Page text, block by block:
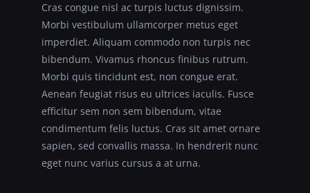
Cras congue nisl ac turpis luctus dignissim.
Morbi vestibulum ullamcorper metus eget
imperdiet. Aliquam commodo non turpis nec
bibendum. Vivamus rhoncus finibus rutrum.
Morbi quis tincidunt est, non congue erat.
Aenean feugiat risus eu ultrices iaculis. Fusce
efficitur sem non sem bibendum, vitae
condimentum felis luctus. Cras sit amet ornare
sapien, sed convallis massa. In hendrerit nunc
eget nunc varius cursus a at urna.